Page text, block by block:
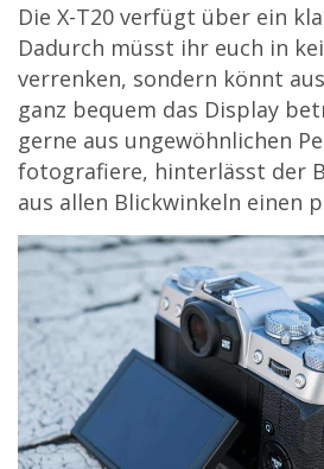
Die X-T20 verfügt über ein
Dadurch müsst ihr euch in
verrenken, sondern könnt
ganz bequem das Display
gerne aus ungewöhnlichen
fotografiere, hinterlässt der
aus allen Blickwinkeln einen